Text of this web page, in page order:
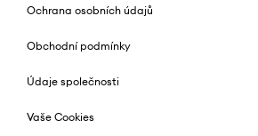
Ochrana osobních údajů
Obchodní podmínky
Údaje společnosti
Vaše Cookies